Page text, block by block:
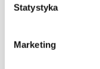
Statystyka
Marketing
Oferujemy
gwarantują
wykonanie